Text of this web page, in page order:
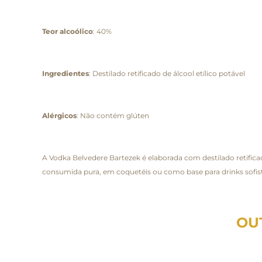
Teor alcoólico: 40%
Ingredientes: Destilado retificado de álcool etílico potável
Alérgicos: Não contém glúten
A Vodka Belvedere Bartezek é elaborada com destilado
consumida pura, em coquetéis ou como base para drinks